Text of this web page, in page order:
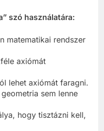
szó használatára:
matematikai rendszer
axiómát
lehet axiómát faragni.
sem lenne
hogy tisztázni kell,